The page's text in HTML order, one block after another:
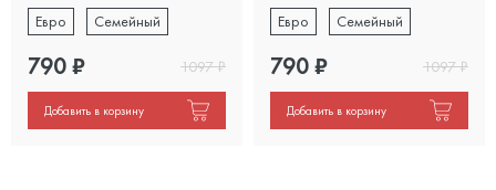
Евро
Семейный
790₽ 1097₽
Добавить в корзину
Евро
Семейный
790₽ 1097₽
Добавить в корзину